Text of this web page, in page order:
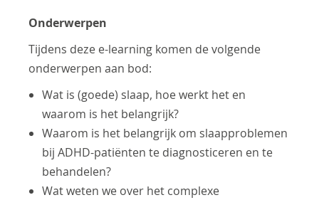
Onderwerpen
Tijdens deze e-learning komen de volgende
onderwerpen aan bod:
Wat is (goede) slaap, hoe werkt het en
waarom is het belangrijk?
Waarom is het belangrijk om slaapproblemen
bij ADHD-patiënten te diagnosticeren en te
behandelen?
Wat weten we over het complexe